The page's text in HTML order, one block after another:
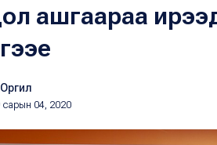
ашгаараа
сарын 04, 2020